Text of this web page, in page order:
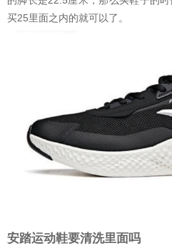
买25里面之内的就可以了。
安踏运动鞋要清洗里面吗